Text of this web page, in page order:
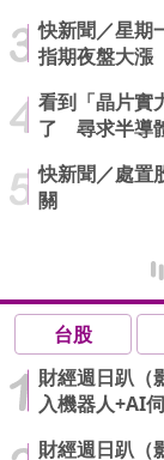
快新聞／星期
指期夜盤大漲
看到「晶片實
了 尋求半導
快新聞／處
關
台股
財經週日趴（
入機器人+AI
財經週日趴（